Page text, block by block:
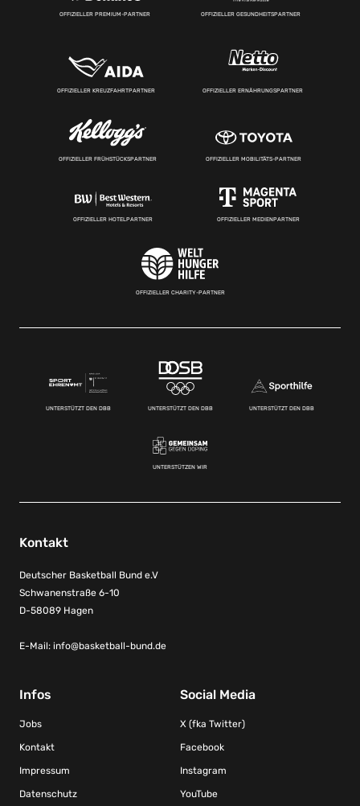
OFFIZIELLER PREMIUM-PARTNER OFFIZIELLER GESUNDHEITSPARTNER
OFFIZIELLER KREUZFAHRTPARTNER OFFIZIELLER ERNÄHRUNGSPARTNER
OFFIZIELLER FRÜHSTÜCKSPARTNER OFFIZIELLER MOBILITÄTS-PARTNER
OFFIZIELLER HOTELPARTNER OFFIZIELLER MEDIENPARTNER
OFFIZIELLER CHARITY-PARTNER
UNTERSTÜTZT DEN DBB UNTERSTÜTZT DEN DBB UNTERSTÜTZT DEN DBB
UNTERSTÜTZEN WIR
Kontakt
Deutscher Basketball Bund e.V
Schwanenstraße 6-10
D-58089 Hagen
E-Mail: info@basketball-bund.de
Infos
Jobs
Kontakt
Impressum
Datenschutz
Social Media
X (fka Twitter)
Facebook
Instagram
YouTube